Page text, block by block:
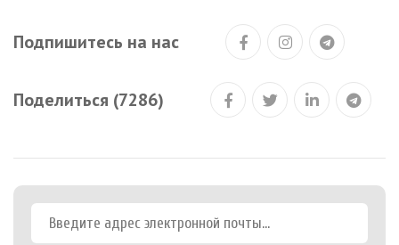
Подпишитесь на нас
Поделиться (7286)